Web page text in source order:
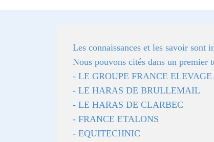
Les connaissances et les savoir sont
Nous pouvons cités dans un premier
- LE GROUPE FRANCE ELEVAGE
- LE HARAS DE BRULLEMAIL
- LE HARAS DE CLARBEC
- FRANCE ETALONS
- EQUITECHNIC